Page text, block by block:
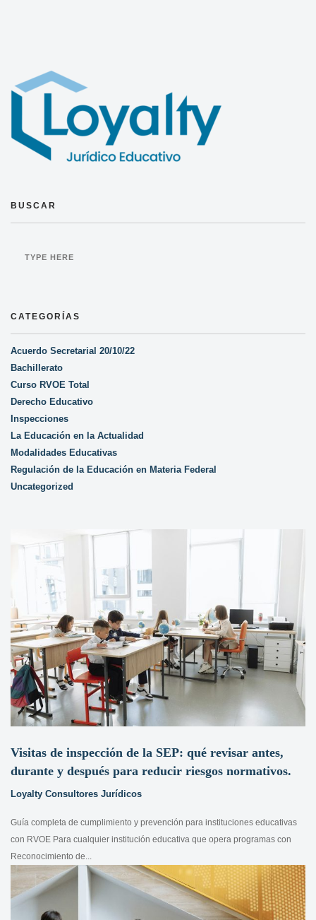
BUSCAR
CATEGORÍAS
Acuerdo Secretarial 20/10/22
Bachillerato
Curso RVOE Total
Derecho Educativo
Inspecciones
La Educación en la Actualidad
Modalidades Educativas
Regulación de la Educación en Materia Federal
Uncategorized
Visitas de inspección de la SEP: qué revisar antes,
durante y después para reducir riesgos normativos.
Loyalty Consultores Jurídicos
Guía completa de cumplimiento y prevención para instituciones educativas
con RVOE Para cualquier institución educativa que opera programas con
Reconocimiento de...